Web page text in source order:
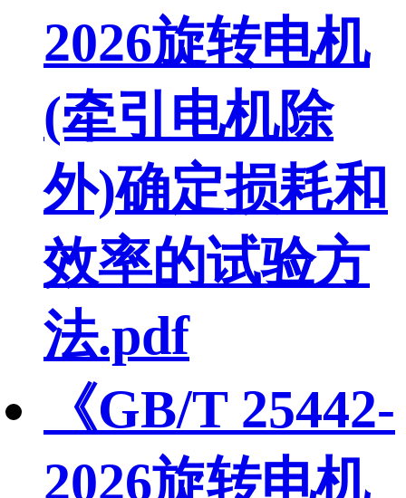
2026旋转电机
(牵引电机除
外)确定损耗和
效率的试验方
法.pdf
《GB/T 25442-
2026旋转电机